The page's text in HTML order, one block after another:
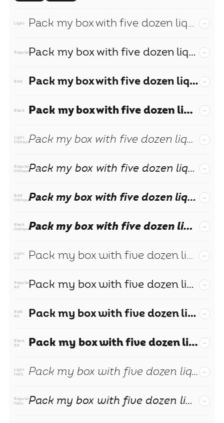
Light Pack my box with five dozen liquor jugs. −
Regular Pack my box with five dozen liquor jugs. −
Bold Pack my box with five dozen liquor jugs. −
Black Pack my box with five dozen liquor jugs. −
Light
Oblique
Pack my box with five dozen liquor jugs. −
Regular
Oblique
Pack my box with five dozen liquor jugs. −
Bold
Oblique
Pack my box with five dozen liquor jugs. −
Black
Oblique
Pack my box with five dozen liquor jugs. −
Light
Alt
Pack my box with five dozen liquor jugs. −
Regular
Alt
Pack my box with five dozen liquor jugs. −
Bold
Alt
Pack my box with five dozen liquor jugs. −
Black
Alt
Pack my box with five dozen liquor jugs. −
Light
Italic
Pack my box with five dozen liquor jugs. −
Regular
Italic
Pack my box with five dozen liquor jugs. −